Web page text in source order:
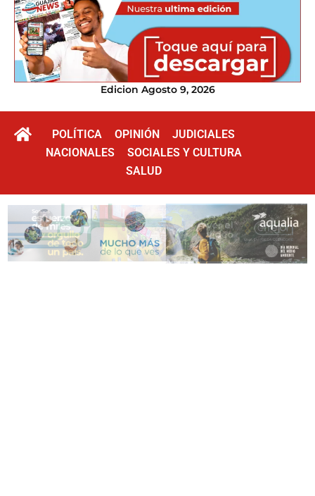
Edicion Agosto 9, 2026
POLÍTICA OPINIÓN
JUDICIALES
NACIONALES
SOCIALES Y CULTURA
SALUD